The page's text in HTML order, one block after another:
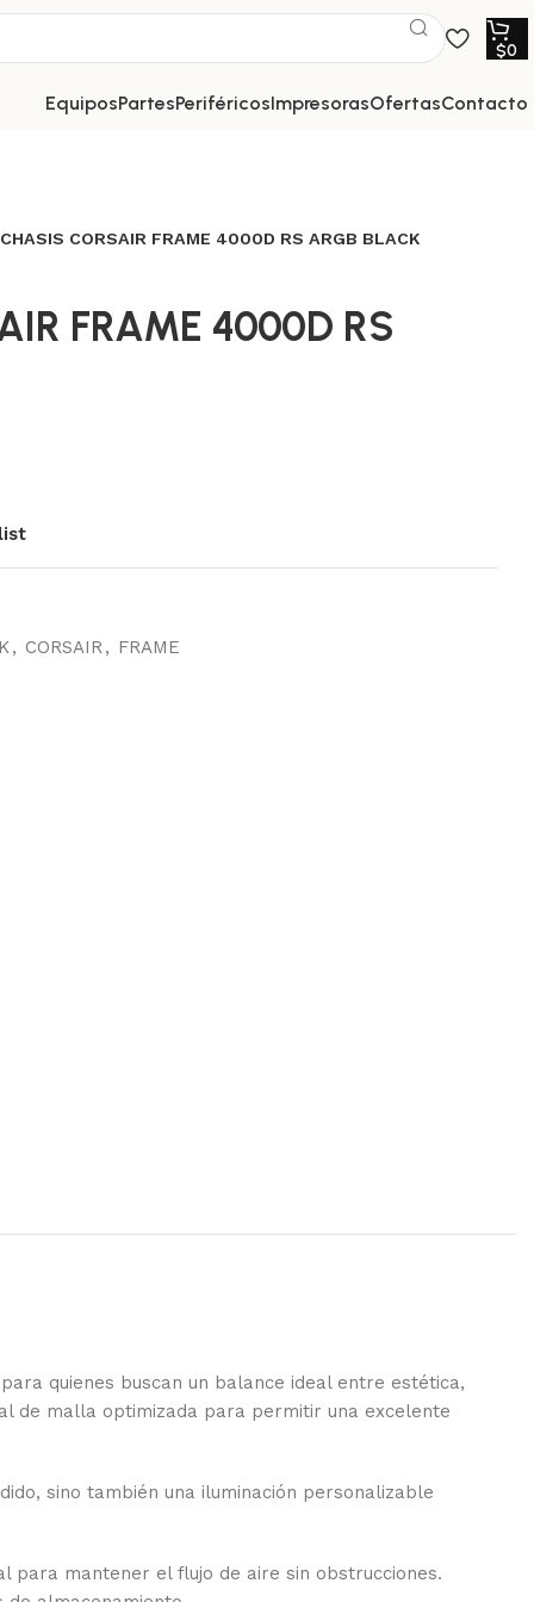
$0
equipos partes periféricos impresoras ofertas contacto
CHASIS CORSAIR FRAME 4000D RS ARGB BLACK
FRAME 4000D RS
, CORSAIR, FRAME
quienes buscan un balance ideal entre estética,
de malla optimizada para permitir una excelente
sino también una iluminación personalizable
para mantener el flujo de aire sin obstrucciones.